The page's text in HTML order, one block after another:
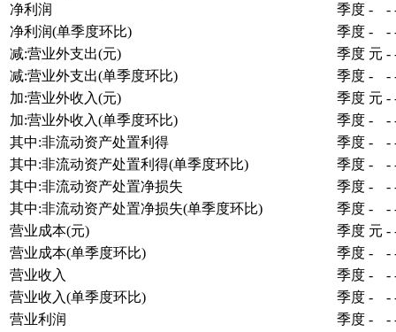
净利润
季度 - -
净利润(单季度环比)
季度 - -
减:营业外支出(元)
季度 元 -
减:营业外支出(单季度环比)
季度 - -
加:营业外收入(元)
季度 元 -
加:营业外收入(单季度环比)
季度 - -
其中:非流动资产处置利得
季度 - -
其中:非流动资产处置利得(单季度环比)
季度 - -
其中:非流动资产处置净损失
季度 - -
其中:非流动资产处置净损失(单季度环比)
季度 - -
营业成本(元)
季度 元 -
营业成本(单季度环比)
季度 - -
营业收入
季度 - -
营业收入(单季度环比)
季度 - -
营业利润
季度 - -